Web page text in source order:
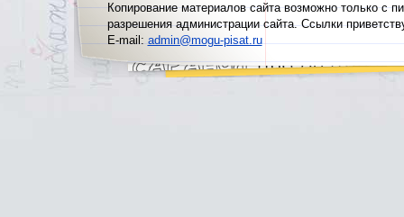
Копирование материалов сайта возможно только с
разрешения администрации сайта. Ссылки
E-mail:admin@mogu-pisat.ru